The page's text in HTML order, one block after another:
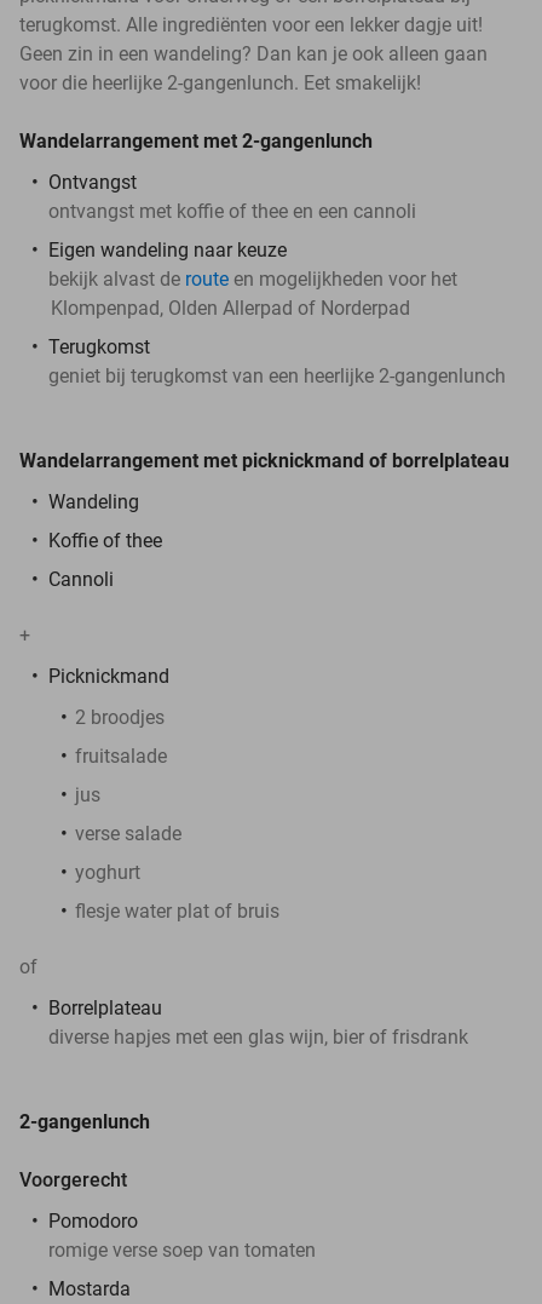
terugkomst. Alle ingrediënten voor een lekker dagje uit!
Geen zin in een wandeling? Dan kan je ook alleen gaan
voor die heerlijke 2-gangenlunch. Eet smakelijk!
Wandelarrangement met 2-gangenlunch
Ontvangst
ontvangst met koffie of thee en een cannoli
Eigen wandeling naar keuze
bekijk alvast de route en mogelijkheden voor het
Klompenpad, Olden Allerpad of Norderpad
Terugkomst
geniet bij terugkomst van een heerlijke 2-gangenlunch
Wandelarrangement met picknickmand of borrelplateau
Wandeling
Koffie of thee
Cannoli
+
Picknickmand
2 broodjes
fruitsalade
jus
verse salade
yoghurt
flesje water plat of bruis
of
Borrelplateau
diverse hapjes met een glas wijn, bier of frisdrank
2-gangenlunch
Voorgerecht
Pomodoro
romige verse soep van tomaten
Mostarda